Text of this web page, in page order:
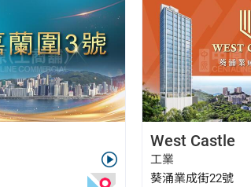
E-463794
West Castle
工業
葵涌業成街22號